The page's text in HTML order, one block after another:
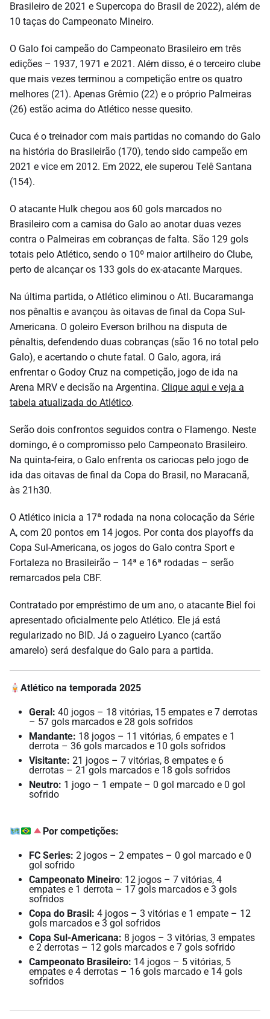
Brasileiro de 2021 e Supercopa do Brasil de 2022), além de
10 taças do Campeonato Mineiro.
O Galo foi campeão do Campeonato Brasileiro em três
edições – 1937, 1971 e 2021. Além disso, é o terceiro clube
que mais vezes terminou a competição entre os quatro
melhores (21). Apenas Grêmio (22) e o próprio Palmeiras
(26) estão acima do Atlético nesse quesito.
Cuca é o treinador com mais partidas no comando do Galo
na história do Brasileirão (170), tendo sido campeão em
2021 e vice em 2012. Em 2022, ele superou Telê Santana
(154).
O atacante Hulk chegou aos 60 gols marcados no
Brasileiro com a camisa do Galo ao anotar duas vezes
contra o Palmeiras em cobranças de falta. São 129 gols
totais pelo Atlético, sendo o 10º maior artilheiro do Clube,
perto de alcançar os 133 gols do ex-atacante Marques.
Na última partida, o Atlético eliminou o Atl. Bucaramanga
nos pênaltis e avançou às oitavas de final da Copa Sul-
Americana. O goleiro Everson brilhou na disputa de
pênaltis, defendendo duas cobranças (são 16 no total pelo
Galo), e acertando o chute fatal. O Galo, agora, irá
enfrentar o Godoy Cruz na competição, jogo de ida na
Arena MRV e decisão na Argentina. Clique aqui e veja a
tabela atualizada do Atlético.
Serão dois confrontos seguidos contra o Flamengo. Neste
domingo, é o compromisso pelo Campeonato Brasileiro.
Na quinta-feira, o Galo enfrenta os cariocas pelo jogo de
ida das oitavas de final da Copa do Brasil, no Maracanã,
às 21h30.
O Atlético inicia a 17ª rodada na nona colocação da Série
A, com 20 pontos em 14 jogos. Por conta dos playoffs da
Copa Sul-Americana, os jogos do Galo contra Sport e
Fortaleza no Brasileirão – 14ª e 16ª rodadas – serão
remarcados pela CBF.
Contratado por empréstimo de um ano, o atacante Biel foi
apresentado oficialmente pelo Atlético. Ele já está
regularizado no BID. Já o zagueiro Lyanco (cartão
amarelo) será desfalque do Galo para a partida.
Atlético na temporada 2025
Geral: 40 jogos – 18 vitórias, 15 empates e 7 derrotas
– 57 gols marcados e 28 gols sofridos
Mandante: 18 jogos – 11 vitórias, 6 empates e 1
derrota – 36 gols marcados e 10 gols sofridos
Visitante: 21 jogos – 7 vitórias, 8 empates e 6
derrotas – 21 gols marcados e 18 gols sofridos
Neutro: 1 jogo – 1 empate – 0 gol marcado e 0 gol
sofrido
Por competições:
FC Series: 2 jogos – 2 empates – 0 gol marcado e 0
gol sofrido
Campeonato Mineiro: 12 jogos – 7 vitórias, 4
empates e 1 derrota – 17 gols marcados e 3 gols
sofridos
Copa do Brasil: 4 jogos – 3 vitórias e 1 empate – 12
gols marcados e 3 gol sofridos
Copa Sul-Americana: 8 jogos – 3 vitórias, 3 empates
e 2 derrotas – 12 gols marcados e 7 gols sofrido
Campeonato Brasileiro: 14 jogos – 5 vitórias, 5
empates e 4 derrotas – 16 gols marcado e 14 gols
sofridos